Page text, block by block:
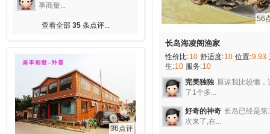
事商量...
查看全部 35条点评...
36点评
56
长岛海凌阁渔家
性价比:10 舒适度:10 位置:9.93
生:10 服务:10
完美独独 原谅我比较懒，
了1个多...
好奇的神奇 长岛已经是第
次来了,在...